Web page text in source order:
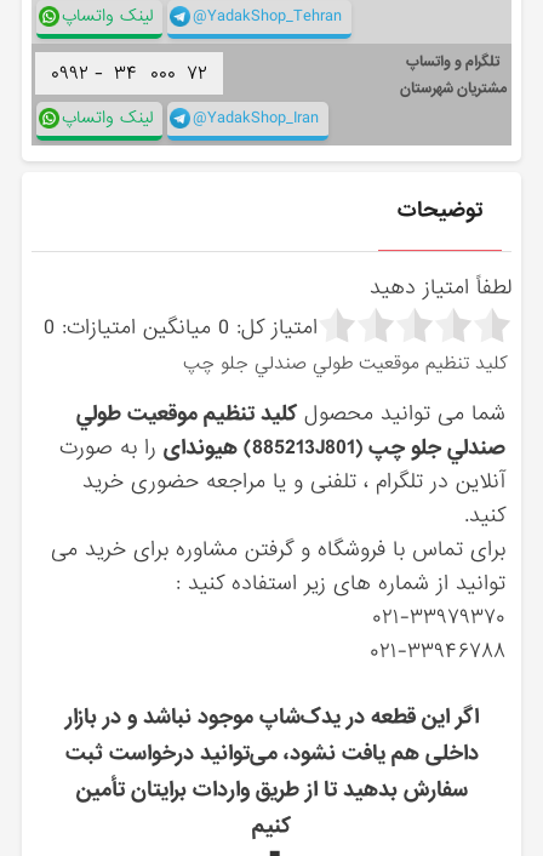
لینک واتساپ @YadakShop_Tehran
تلگرام و واتساپ
مشتریان شهرستان
۰۹۹۲ - ۳۴ ۰۰۰ ۷۲
لینک واتساپ @YadakShop_Iran
توضیحات
لطفاً امتیاز دهید
امتیاز کل: 0 میانگین امتیازات: 0
كليد تنظيم موقعيت طولي صندلي جلو چپ
شما می توانید محصولكليد تنظيم موقعيت طولي
صندلي جلو چپ (885213J801) هیوندای
را به صورت
آنلاین در تلگرام ، تلفنی و یا مراجعه حضوری خرید
کنید.
برای تماس با فروشگاه و گرفتن مشاوره برای خرید می
توانید از شماره های زیر استفاده کنید :
۰۲۱-۳۳۹۷۹۳۷۰
۰۲۱-۳۳۹۴۶۷۸۸
اگر این قطعه در یدک‌شاپ موجود نباشد و در بازار
داخلی هم یافت نشود، می‌توانید درخواست ثبت
سفارش بدهید تا از طریق واردات برایتان تأمین
کنیم